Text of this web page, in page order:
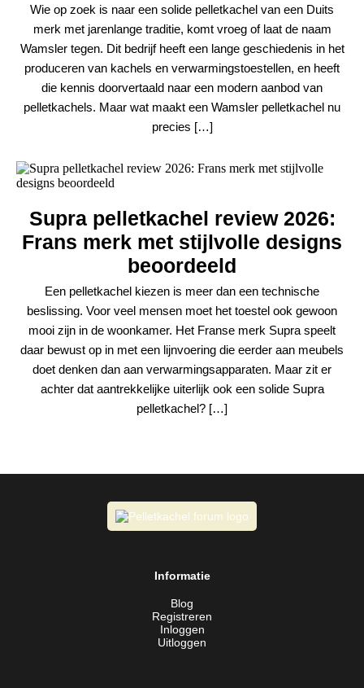
Wie op zoek is naar een solide pelletkachel van een Duits
merk met jarenlange traditie, komt vroeg of laat de naam
Wamsler tegen. Dit bedrijf heeft een lange geschiedenis in het
produceren van kachels en verwarmingstoestellen, en heeft
die kennis doorvertaald naar een modern aanbod van
pelletkachels. Maar wat maakt een Wamsler pelletkachel nu
precies […]
Supra pelletkachel review 2026:
Frans merk met stijlvolle designs
beoordeeld
Een pelletkachel kiezen is meer dan een technische
beslissing. Voor veel mensen moet het toestel ook gewoon
mooi zijn in de woonkamer. Het Franse merk Supra speelt
daar bewust op in met een lijnvoering die eerder aan meubels
doet denken dan aan verwarmingsapparaten. Maar zit er
achter dat aantrekkelijke uiterlijk ook een solide Supra
pelletkachel? […]
Informatie
Blog
Registreren
Inloggen
Uitloggen